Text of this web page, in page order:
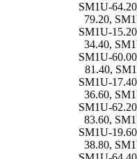
SM1U-64.20
79.20,
SM1U-15.20
34.40,
SM1U-60.00
81.40,
SM1U-17.40
36.60,
SM1U-62.20
83.60,
SM1U-19.60
38.80,